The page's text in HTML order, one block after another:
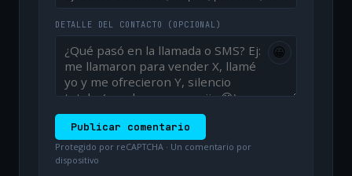
DETALLE DEL CONTACTO (OPCIONAL)
😀
Publicar comentario
Protegido por reCAPTCHA · Un comentario por
dispositivo